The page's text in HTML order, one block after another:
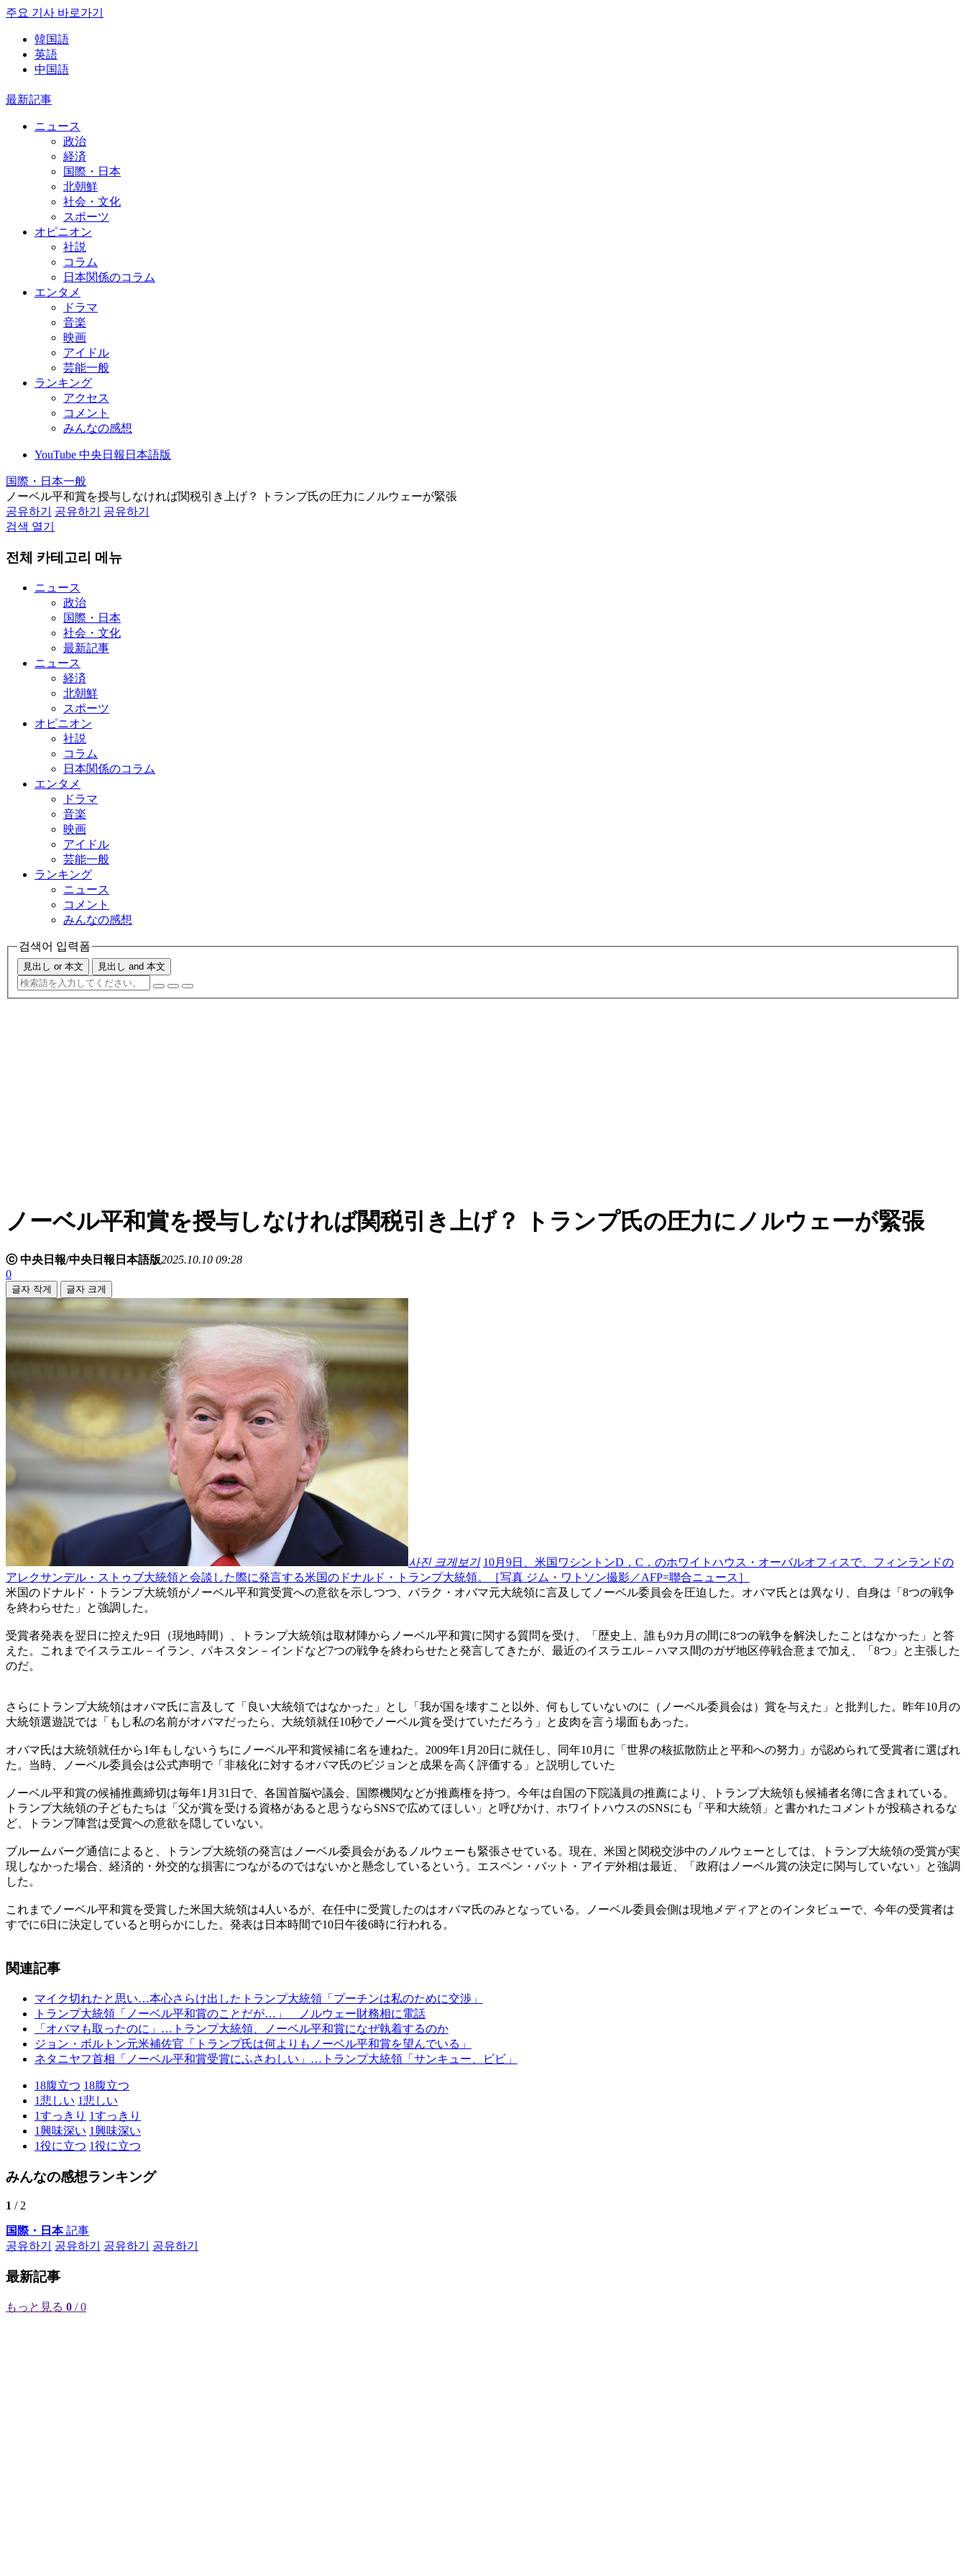
주요 기사 바로가기
韓国語
英語
中国語
最新記事
ニュース
政治
経済
国際・日本
北朝鮮
社会・文化
スポーツ
オピニオン
社説
コラム
日本関係のコラム
エンタメ
ドラマ
音楽
映画
アイドル
芸能一般
ランキング
アクセス
コメント
みんなの感想
YouTube 中央日報日本語版
国際・日本一般
ノーベル平和賞を授与しなければ関税引き上げ？ トランプ氏の圧力にノルウェーが緊張
공유하기
공유하기
공유하기
검색 열기
전체 카테고리 메뉴
ニュース
政治
国際・日本
社会・文化
最新記事
ニュース
経済
北朝鮮
スポーツ
オピニオン
社説
コラム
日本関係のコラム
エンタメ
ドラマ
音楽
映画
アイドル
芸能一般
ランキング
ニュース
コメント
みんなの感想
검색어 입력폼
見出し or 本文 見出し and 本文
ノーベル平和賞を授与しなければ関税引き上げ？ トランプ氏の圧力にノルウェーが緊張
ⓒ 中央日報/中央日報日本語版2025.10.10 09:28
0
글자 작게 글자 크게
사진 크게보기 10月9日、米国ワシントンD．C．のホワイトハウス・オーバルオフィスで、フィンランドの
アレクサンデル・ストゥブ大統領と会談した際に発言する米国のドナルド・トランプ大統領。［写真 ジム・ワトソン撮影／AFP=聯合ニュース］
米国のドナルド・トランプ大統領がノーベル平和賞受賞への意欲を示しつつ、バラク・オバマ元大統領に言及してノーベル委員会を圧迫した。オバマ氏とは異なり、自身は「8つの戦争
を終わらせた」と強調した。
受賞者発表を翌日に控えた9日（現地時間）、トランプ大統領は取材陣からノーベル平和賞に関する質問を受け、「歴史上、誰も9カ月の間に8つの戦争を解決したことはなかった」と答
えた。これまでイスラエル－イラン、パキスタン－インドなど7つの戦争を終わらせたと発言してきたが、最近のイスラエル－ハマス間のガザ地区停戦合意まで加え、「8つ」と主張した
のだ。
さらにトランプ大統領はオバマ氏に言及して「良い大統領ではなかった」とし「我が国を壊すこと以外、何もしていないのに（ノーベル委員会は）賞を与えた」と批判した。昨年10月の
大統領選遊説では「もし私の名前がオバマだったら、大統領就任10秒でノーベル賞を受けていただろう」と皮肉を言う場面もあった。
オバマ氏は大統領就任から1年もしないうちにノーベル平和賞候補に名を連ねた。2009年1月20日に就任し、同年10月に「世界の核拡散防止と平和への努力」が認められて受賞者に選ばれ
た。当時、ノーベル委員会は公式声明で「非核化に対するオバマ氏のビジョンと成果を高く評価する」と説明していた
ノーベル平和賞の候補推薦締切は毎年1月31日で、各国首脳や議会、国際機関などが推薦権を持つ。今年は自国の下院議員の推薦により、トランプ大統領も候補者名簿に含まれている。
トランプ大統領の子どもたちは「父が賞を受ける資格があると思うならSNSで広めてほしい」と呼びかけ、ホワイトハウスのSNSにも「平和大統領」と書かれたコメントが投稿されるな
ど、トランプ陣営は受賞への意欲を隠していない。
ブルームバーグ通信によると、トランプ大統領の発言はノーベル委員会があるノルウェーも緊張させている。現在、米国と関税交渉中のノルウェーとしては、トランプ大統領の受賞が実
現しなかった場合、経済的・外交的な損害につながるのではないかと懸念しているという。エスペン・バット・アイデ外相は最近、「政府はノーベル賞の決定に関与していない」と強調
した。
これまでノーベル平和賞を受賞した米国大統領は4人いるが、在任中に受賞したのはオバマ氏のみとなっている。ノーベル委員会側は現地メディアとのインタビューで、今年の受賞者は
すでに6日に決定していると明らかにした。発表は日本時間で10日午後6時に行われる。
関連記事
マイク切れたと思い…本心さらけ出したトランプ大統領「プーチンは私のために交渉」
トランプ大統領「ノーベル平和賞のことだが…」 ノルウェー財務相に電話
「オバマも取ったのに」…トランプ大統領、ノーベル平和賞になぜ執着するのか
ジョン・ボルトン元米補佐官「トランプ氏は何よりもノーベル平和賞を望んでいる」
ネタニヤフ首相「ノーベル平和賞受賞にふさわしい」…トランプ大統領「サンキュー、ビビ」
18腹立つ 18腹立つ
1悲しい 1悲しい
1すっきり 1すっきり
1興味深い 1興味深い
1役に立つ 1役に立つ
みんなの感想ランキング
1 / 2
国際・日本記事
공유하기
공유하기 공유하기 공유하기
最新記事
もっと見る 0 / 0